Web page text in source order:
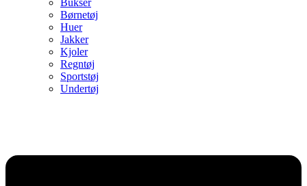
Børnetøj
Huer
Jakker
Kjoler
Regntøj
Sportstøj
Undertøj